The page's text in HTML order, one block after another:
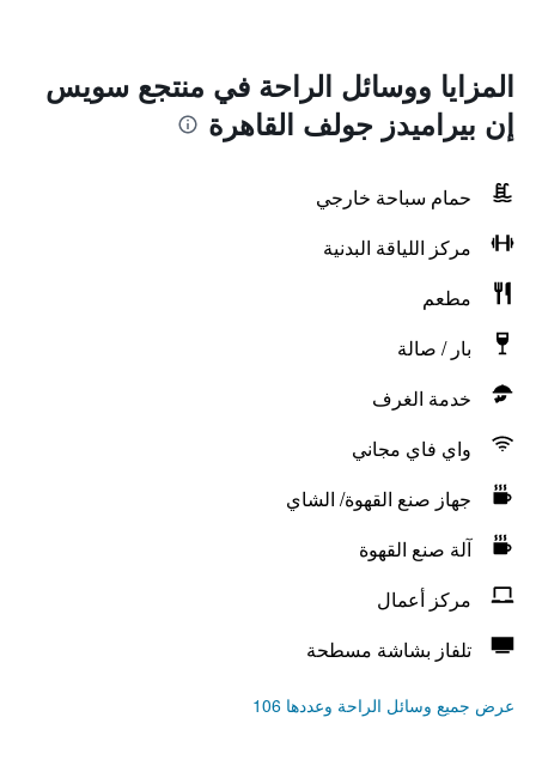
المزايا ووسائل الراحة في منتجع سويس
إن بيراميدز جولف القاهرة
حمام سباحة خارجي
مركز اللياقة البدنية
مطعم
بار / صالة
خدمة الغرف
واي فاي مجاني
جهاز صنع القهوة/ الشاي
آلة صنع القهوة
مركز أعمال
تلفاز بشاشة مسطحة
عرض جميع وسائل الراحة وعددها 106